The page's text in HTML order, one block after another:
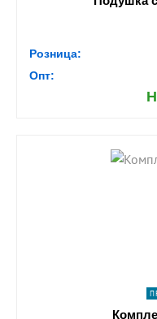
Розница:
Опт: